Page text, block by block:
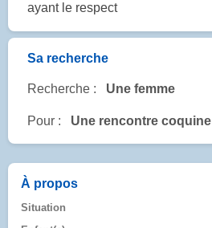
ayant le respect
Sa recherche
Recherche : Une femme
Pour : Une rencontre coquine
À propos
Situation